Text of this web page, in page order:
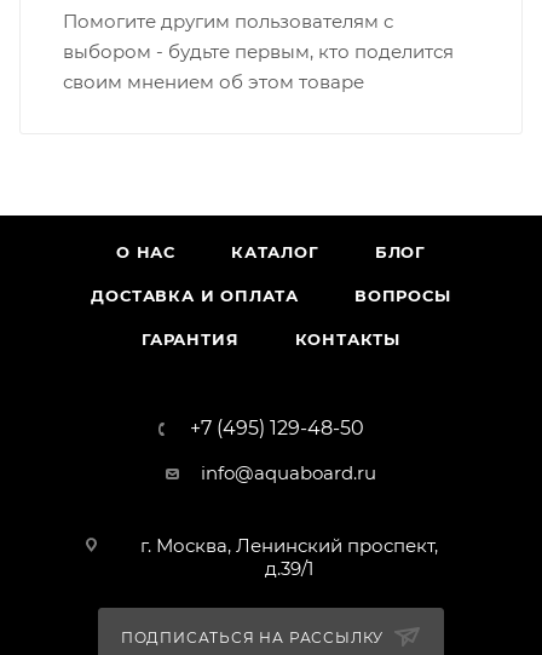
Помогите другим пользователям с
выбором - будьте первым, кто поделится
своим мнением об этом товаре
О НАС КАТАЛОГ БЛОГ
ДОСТАВКА И ОПЛАТА ВОПРОСЫ
ГАРАНТИЯ КОНТАКТЫ
+7 (495) 129-48-50
info@aquaboard.ru
г. Москва, Ленинский проспект,
д.39/1
ПОДПИСАТЬСЯ НА РАССЫЛКУ